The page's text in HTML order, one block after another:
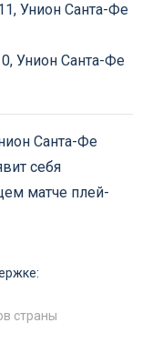
Унион Санта-Фе
Унион Санта-Фе
Санта-Фе
себя
матче плей-
страны